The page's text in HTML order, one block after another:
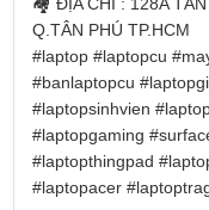
🏘 ĐỊA CHỈ : 128A
Q.TÂN PHÚ TP.HCM
#laptop #laptopcu
#banlaptopcu
#laptopsinhvien
#laptopgaming
#laptopthingpad
#laptopacer